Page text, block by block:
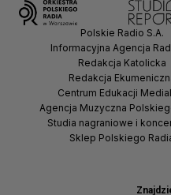
Polskie Radio S.A.
Informacyjna Agencja
Redakcja Katolicka
Redakcja
Centrum Edukacji
Agencja Muzyczna
Studia nagraniowe i
Sklep Polskiego